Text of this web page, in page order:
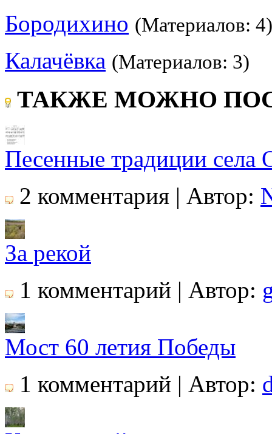
Бородихино (Материалов: 4)
Калачёвка (Материалов: 3)
ТАКЖЕ МОЖНО
Песенные традиции села
2 комментария | Автор:
За рекой
1 комментарий | Автор:
Мост 60 летия Победы
1 комментарий | Автор: